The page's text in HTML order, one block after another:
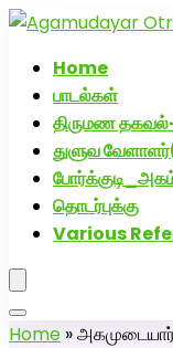
Home
பாடல்கள்
திருமண
துளுவ
தொடர்புக்கு
Various
Home »
அகமுடையார்